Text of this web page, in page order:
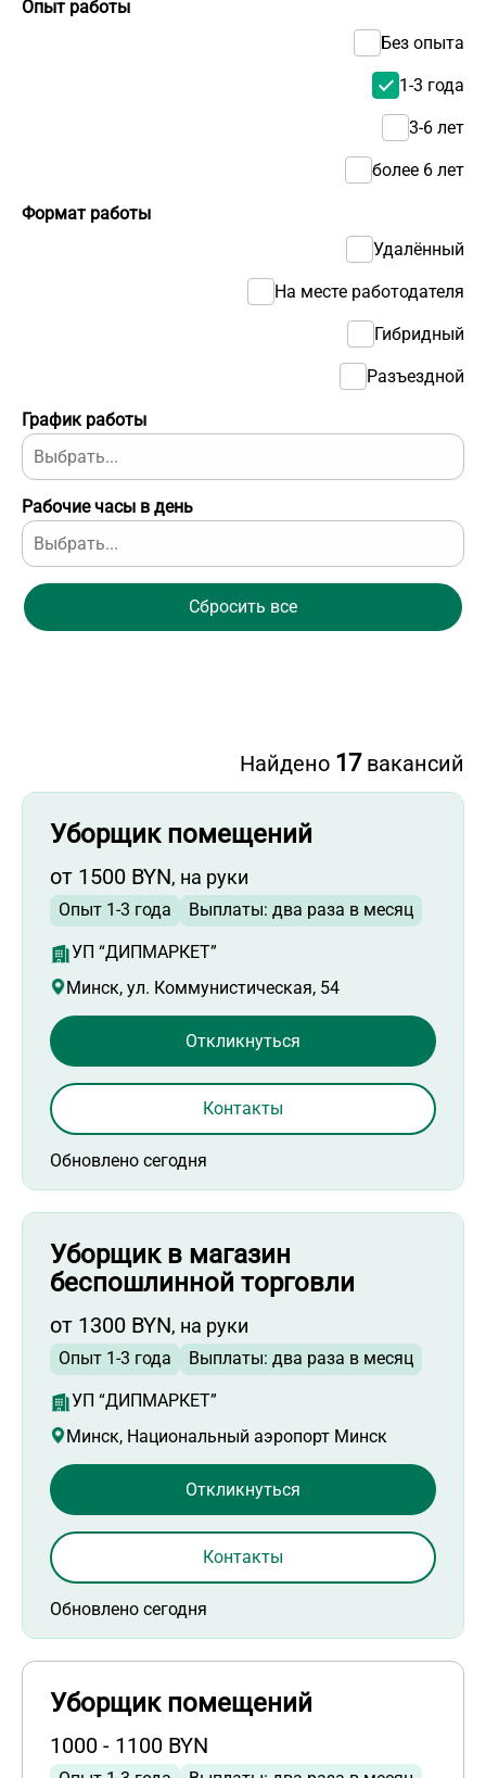
Опыт работы
Без опыта
1-3 года
3-6 лет
более 6 лет
График работы
Рабочие часы в день
Формат работы
Удалённый
На месте работодателя
Гибридный
Разъездной
Сбросить все
Найдено 17вакансий
Уборщик помещений
от 1500 BYN, на руки
Опыт 1-3 года Выплаты: два раза в месяц
УП “ДИПМАРКЕТ”
Минск, ул. Коммунистическая, 54
Обновлено сегодня
Откликнуться
Контакты
Уборщик в магазин
беспошлинной торговли
от 1300 BYN, на руки
Опыт 1-3 года Выплаты: два раза в месяц
УП “ДИПМАРКЕТ”
Минск, Национальный аэропорт Минск
Обновлено сегодня
Откликнуться
Контакты
Уборщик помещений
1000 - 1100 BYN